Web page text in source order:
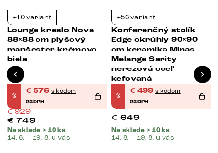
+10 variant
Lounge kreslo Nova
88×88 cm plyšový
manšester krémovo
biela
%
€ 576 s kódom
23DPH
€929
€ 749
Na sklade > 10 ks
14. 8. – 19. 8. u vás
+56 variant
Konferenčný stolík
Edge okrúhly 90×90
cm keramika Minas
Melange Sarity
nerezová oceľ
kefovaná
%
€ 499 s kódom
23DPH
€ 649
Na sklade > 10 ks
14. 8. – 19. 8. u vás